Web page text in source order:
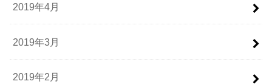
2019年4月
2019年3月
2019年2月